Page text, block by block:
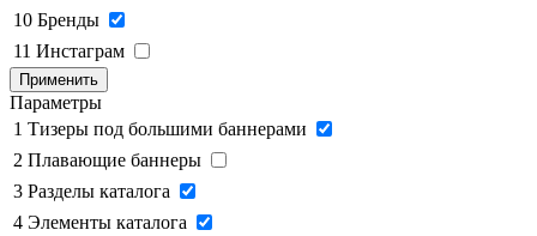
10 Бренды
11 Инстаграм
Применить
Параметры
1 Тизеры под большими баннерами
2 Плавающие баннеры
3 Разделы каталога
4 Элементы каталога